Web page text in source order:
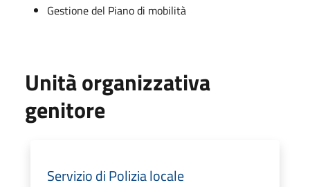
Gestione del Piano di mobilità
Unità organizzativa
genitore
Servizio di Polizia locale